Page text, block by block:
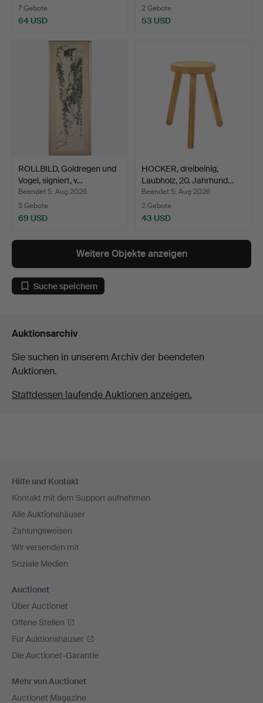
7 Gebote
64 USD
2 Gebote
53 USD
ROLLBILD, Goldregen und
Vogel, signiert, v…
Beendet 5. Aug 2026
5 Gebote
69 USD
HOCKER, dreibeinig,
Laubholz, 20. Jahrhund…
Beendet 5. Aug 2026
2 Gebote
43 USD
Weitere Objekte anzeigen
Suche speichern
Auktionsarchiv
Sie suchen in unserem Archiv der beendeten
Auktionen.
Stattdessen laufende Auktionen anzeigen.
Navigation
Hilfe und Kontakt
Kontakt mit dem Support aufnehmen
Alle Auktionshäuser
Zahlungsweisen
Wir versenden mit
Soziale Medien
Auctionet
Über Auctionet
Offene Stellen
Für Auktionshäuser
Die Auctionet-Garantie
Mehr von Auctionet
Auctionet Magazine